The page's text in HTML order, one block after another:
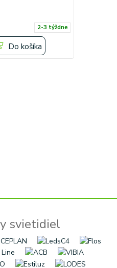
2-3 týždne
Do košíka
svietidiel